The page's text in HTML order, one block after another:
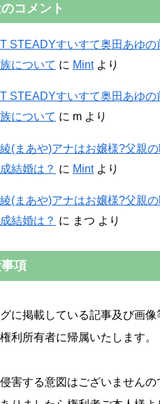
コメント
STEADYすいすて奥田あゆの
について に Mintより
STEADYすいすて奥田あゆの
について に m より
(まあや)アナはお嬢様?父親の
結婚は？ に Mintより
(まあや)アナはお嬢様?父親の
結婚は？ に まつ より
項
に掲載している記事及び画像
利所有者に帰属いたします。
害する意図はございませんの